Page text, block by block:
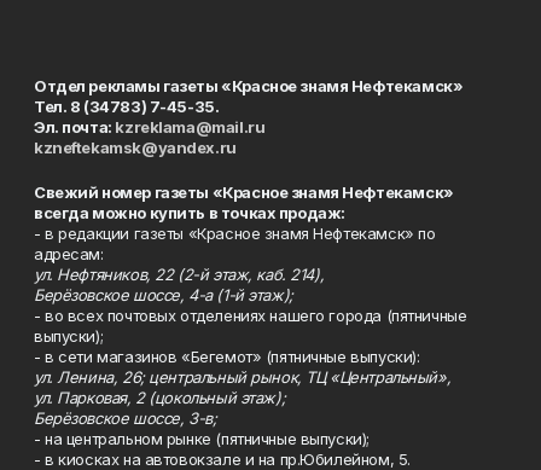
Отдел рекламы газеты «Красное знамя Нефтекамск»
Тел. 8 (34783) 7-45-35.
Эл. почта: kzreklama@mail.ru
kzneftekamsk@yandex.ru
Свежий номер газеты «Красное знамя Нефтекамск»
всегда можно купить в точках продаж:
- в редакции газеты «Красное знамя Нефтекамск» по
адресам:
ул. Нефтяников, 22 (2-й этаж, каб. 214),
Берёзовское шоссе, 4-а (1-й этаж);
- во всех почтовых отделениях нашего города (пятничные
выпуски);
- в сети магазинов «Бегемот» (пятничные выпуски):
ул. Ленина, 26; центральный рынок, ТЦ «Центральный»,
ул. Парковая, 2 (цокольный этаж);
Берёзовское шоссе, 3-в;
- на центральном рынке (пятничные выпуски);
- в киосках на автовокзале и на пр.Юбилейном, 5.